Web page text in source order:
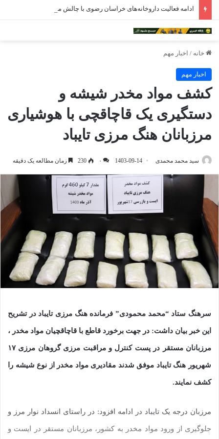
خانه / اخبار مهم
اخبار مهم
کشف مواد مخدر شیشه و
دستگیری یک قاچاقچی با هوشیاری
مرزبانان هنگ مرزی تایباد
سید محمد محمدی 1403-09-14 ۰ 230 زمان مطالعه یک دقیقه
سرهنگ ستاد “محمد محمودی” فرمانده هنگ مرزی تایباد در تشریح
این خبر بیان داشت: در جهت برخورد قاطع با قاچاقچیان مواد مخدر ،
مرزبانان مستقر در پست کنترل و مراقبت مرزی گروهان مرزی ۱۷
شهریور هنگ تایباد موفق شدند مقادیری مواد مخدر از نوع شیشه را
کشف نمایند.
مرزبان درجه یک تایباد در ادامه افزود: در راستای انسداد نوار مرز و
جلوگیری از ورود مواد مخدر به کشور، مرزبانان مستقر در ایست و